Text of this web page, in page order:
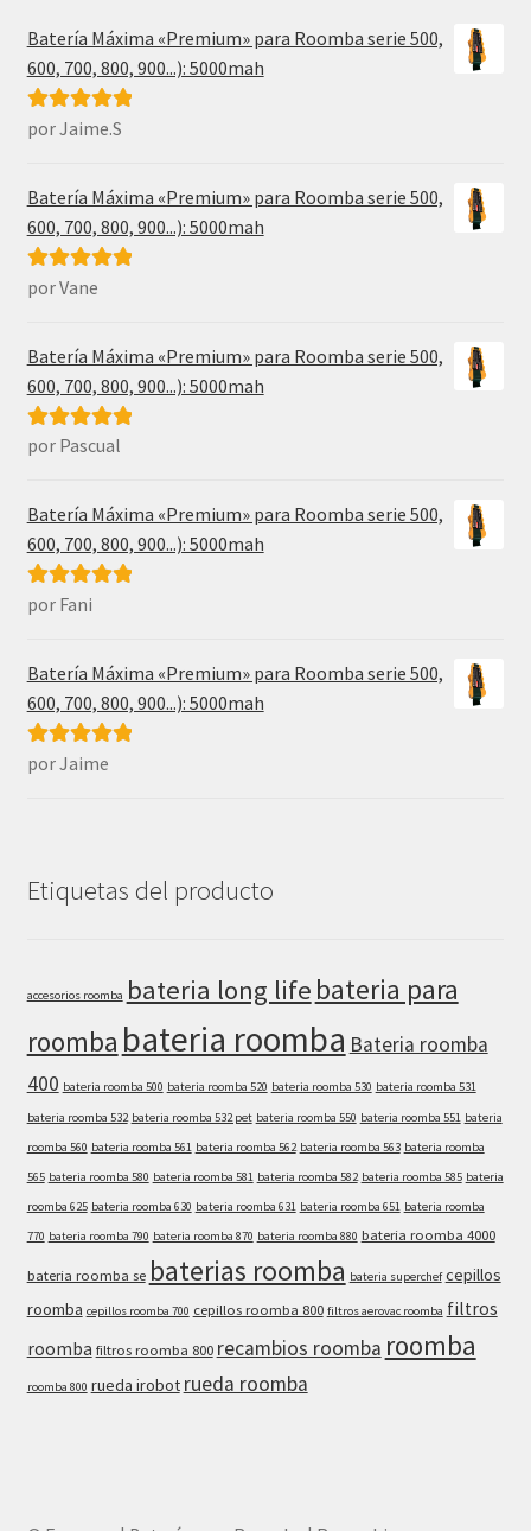
Batería Máxima «Premium» para Roomba serie 500,
600, 700, 800, 900...): 5000mah
Valorado con
por Jaime.S
Batería Máxima «Premium» para Roomba serie 500,
600, 700, 800, 900...): 5000mah
Valorado con
por Vane
Batería Máxima «Premium» para Roomba serie 500,
600, 700, 800, 900...): 5000mah
Valorado con
por Pascual
Batería Máxima «Premium» para Roomba serie 500,
600, 700, 800, 900...): 5000mah
Valorado con
por Fani
Batería Máxima «Premium» para Roomba serie 500,
600, 700, 800, 900...): 5000mah
Valorado con
por Jaime
Etiquetas del producto
accesorios roomba bateria long life bateria para
roomba bateria roomba Bateria roomba
400 bateria roomba 500 bateria roomba 520 bateria roomba 530 bateria roomba 531
bateria roomba 532 bateria roomba 532 pet bateria roomba 550 bateria roomba 551 bateria
roomba 560 bateria roomba 561 bateria roomba 562 bateria roomba 563 bateria roomba
565 bateria roomba 580 bateria roomba 581 bateria roomba 582 bateria roomba 585 bateria
roomba 625 bateria roomba 630 bateria roomba 631 bateria roomba 651 bateria roomba
770 bateria roomba 790 bateria roomba 870 bateria roomba 880 bateria roomba 4000
bateria roomba se baterias roomba bateria superchef cepillos
roomba cepillos roomba 700 cepillos roomba 800 filtros aerovac roomba filtros
roomba filtros roomba 800 recambios roomba roomba
roomba 800 rueda irobot rueda roomba